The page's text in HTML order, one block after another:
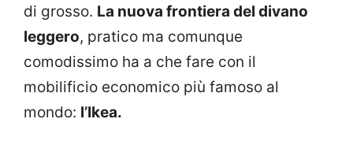
di grosso. La nuova frontiera del divano
leggero, pratico ma comunque
comodissimo ha a che fare con il
mobilificio economico più famoso al
mondo: l’Ikea.